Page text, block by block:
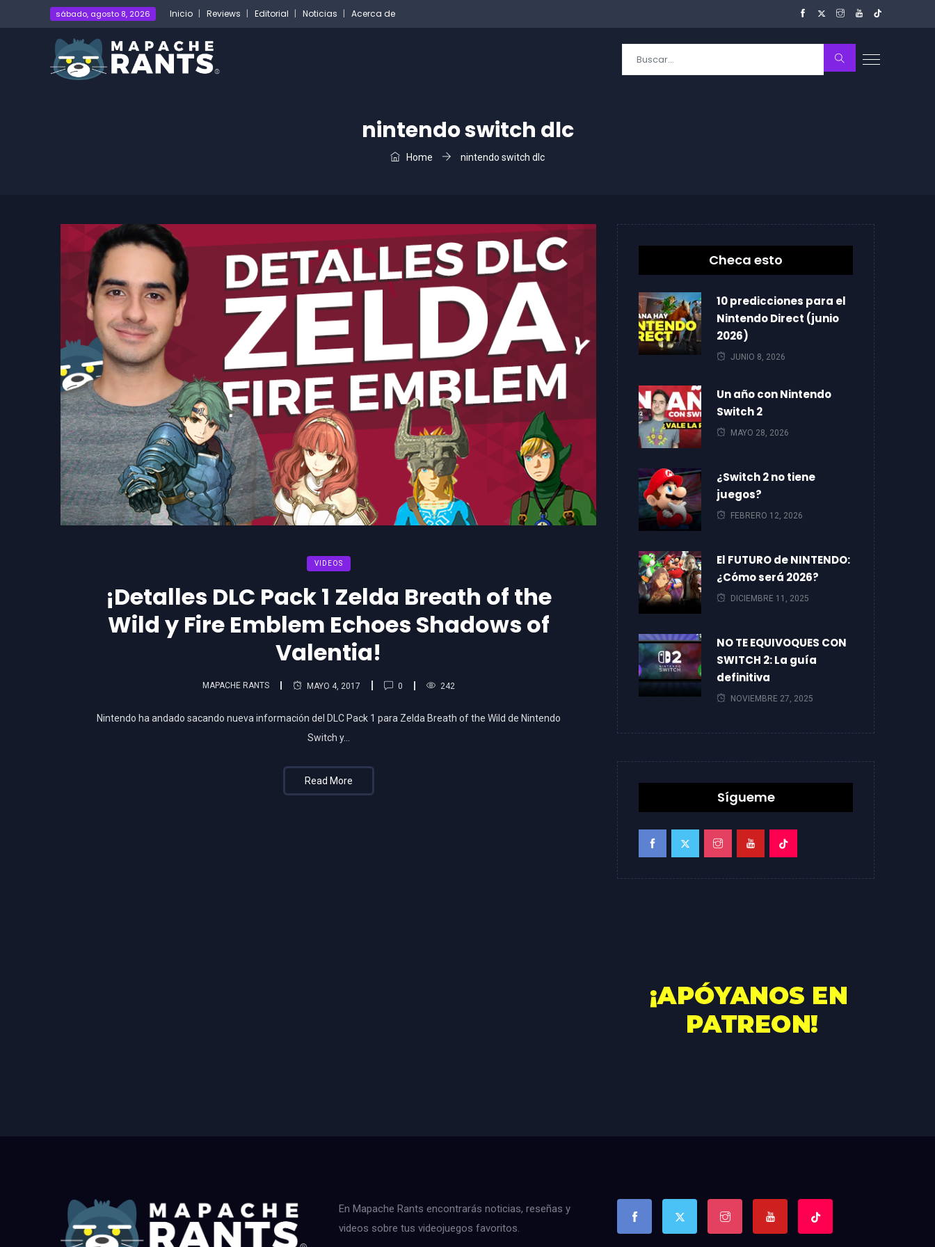
sábado, agosto 8, 2026 Inicio Reviews Editorial Noticias Acerca de
nintendo switch dlc
Home nintendo switch dlc
VIDEOS
¡Detalles DLC Pack 1 Zelda Breath of the
Wild y Fire Emblem Echoes Shadows of
Valentia!
MAPACHE RANTS MAYO 4, 2017 0 242
Nintendo ha andado sacando nueva información del DLC Pack 1 para Zelda Breath of the Wild de Nintendo
Switch y…
Read More
Checa esto
10 predicciones para el
Nintendo Direct (junio
2026)
JUNIO 8, 2026
Un año con Nintendo
Switch 2
MAYO 28, 2026
¿Switch 2 no tiene
juegos?
FEBRERO 12, 2026
El FUTURO de NINTENDO:
¿Cómo será 2026?
DICIEMBRE 11, 2025
NO TE EQUIVOQUES CON
SWITCH 2: La guía
definitiva
NOVIEMBRE 27, 2025
Sígueme
En Mapache Rants encontrarás noticias, reseñas y
videos sobre tus videojuegos favoritos.